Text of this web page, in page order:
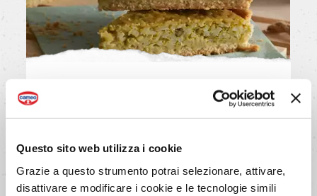
Questo sito web utilizza i cookie
Grazie a questo strumento potrai selezionare, attivare,
disattivare e modificare i cookie e le tecnologie simili
Torta di riso agli asparagi